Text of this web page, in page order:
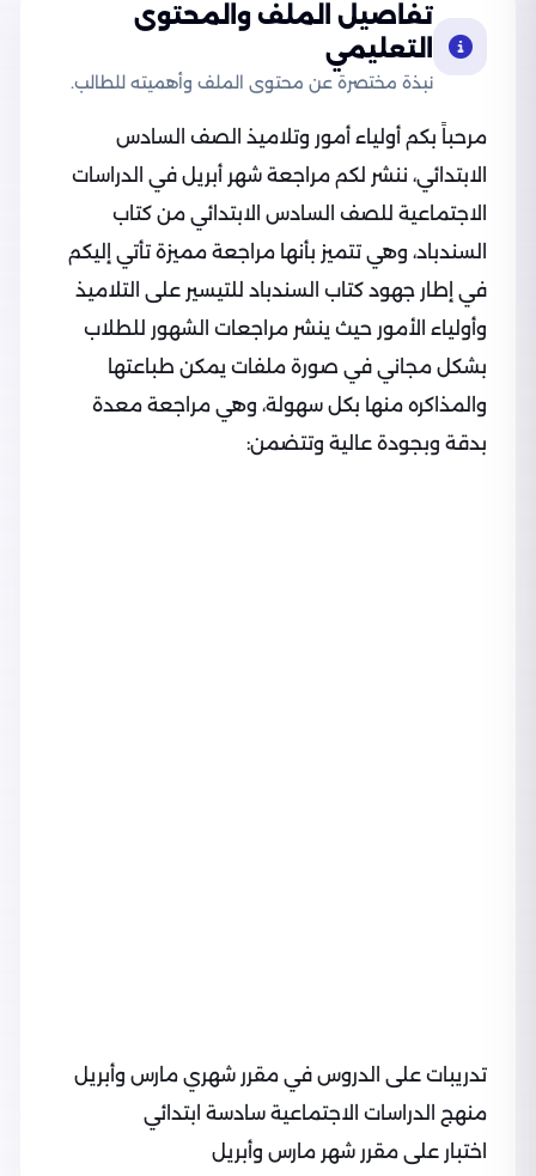
تفاصيل الملف والمحتوى
التعليمي
نبذة مختصرة عن محتوى الملف وأهميته للطالب.
مرحباً بكم أولياء أمور وتلاميذ الصف السادس
الابتدائي، ننشر لكم مراجعة شهر أبريل في الدراسات
الاجتماعية للصف السادس الابتدائي من كتاب
السندباد، وهي تتميز بأنها مراجعة مميزة تأتي إليكم
في إطار جهود كتاب السندباد للتيسير على التلاميذ
وأولياء الأمور حيث ينشر مراجعات الشهور للطلاب
بشكل مجاني في صورة ملفات يمكن طباعتها
والمذاكره منها بكل سهولة، وهي مراجعة معدة
بدقة وبجودة عالية وتتضمن:
تدريبات على الدروس في مقرر شهري مارس وأبريل
منهج الدراسات الاجتماعية سادسة ابتدائي
اختبار على مقرر شهر مارس وأبريل